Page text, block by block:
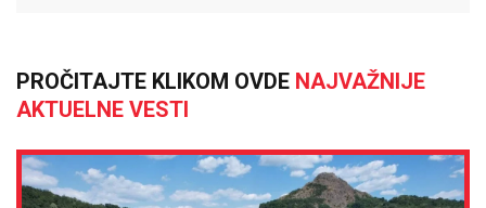
PROČITAJTE KLIKOM OVDE NAJVAŽNIJE
AKTUELNE VESTI